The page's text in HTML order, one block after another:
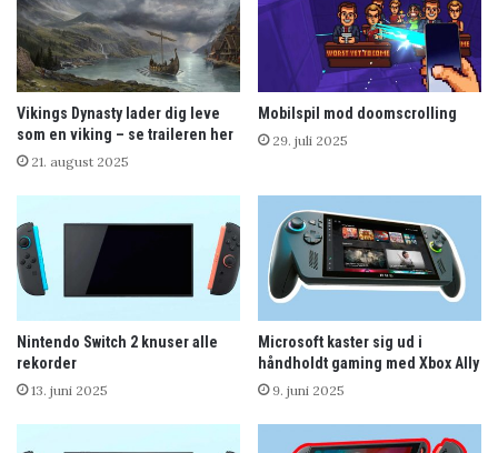
Vikings Dynasty lader dig leve
som en viking – se traileren her
21. august 2025
Mobilspil mod doomscrolling
29. juli 2025
Nintendo Switch 2 knuser alle
rekorder
13. juni 2025
Microsoft kaster sig ud i
håndholdt gaming med Xbox Ally
9. juni 2025